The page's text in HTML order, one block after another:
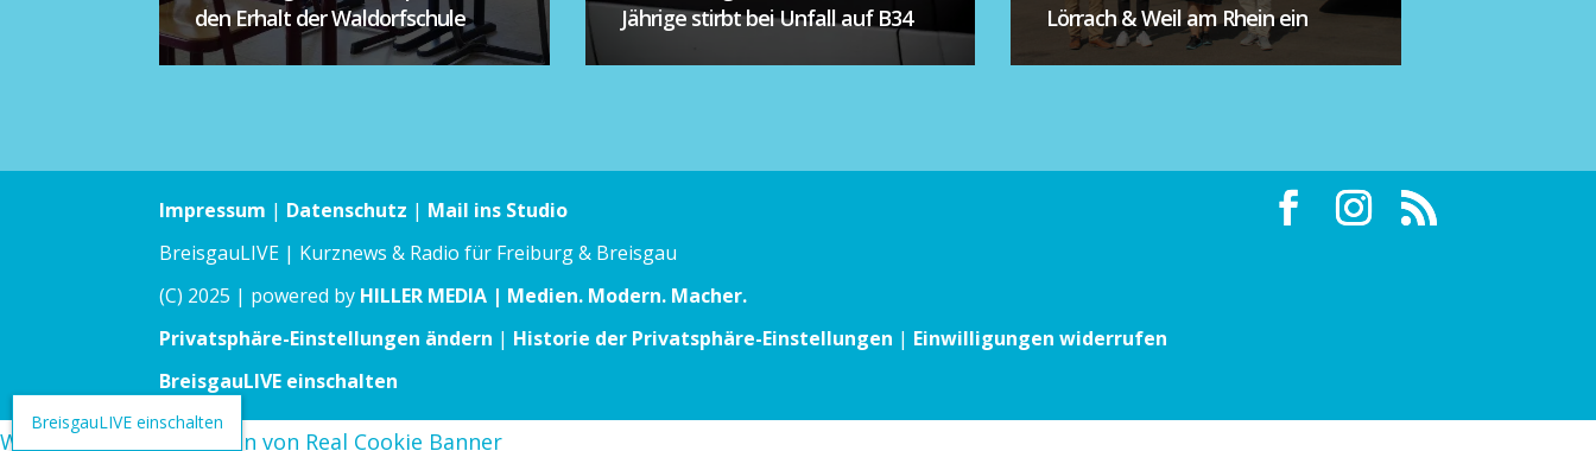
den Erhalt der Waldorfschule
Jährige stirbt bei Unfall auf B34
Lörrach & Weil am Rhein ein
Impressum | Datenschutz | Mail ins Studio
BreisgauLIVE | Kurznews & Radio für Freiburg & Breisgau
(C) 2025 | powered by HILLER MEDIA | Medien. Modern. Macher.
Privatsphäre-Einstellungen ändern | Historie der Privatsphäre-Einstellungen | Einwilligungen widerrufen
BreisgauLIVE einschalten
BreisgauLIVE einschalten
WordPress Cookie Plugin von Real Cookie Banner